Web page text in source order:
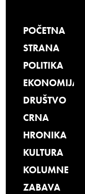
POČETNA
STRANA
POLITIKA
EKONOMIJA
DRUŠTVO
CRNA
HRONIKA
KULTURA
KOLUMNE
ZABAVA